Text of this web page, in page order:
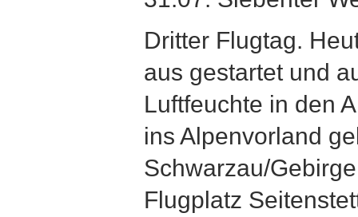
Dritter Flugtag.
aus gestartet und
Luftfeuchte in den
ins Alpenvorland
Schwarzau/
Flugplatz